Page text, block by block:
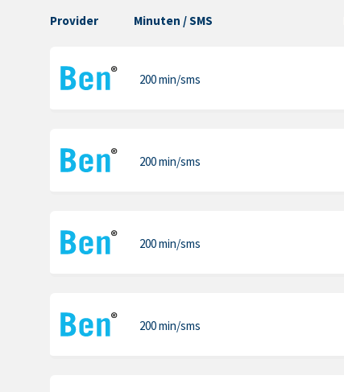
Provider Minuten / SMS
200 min/sms
200 min/sms
200 min/sms
200 min/sms